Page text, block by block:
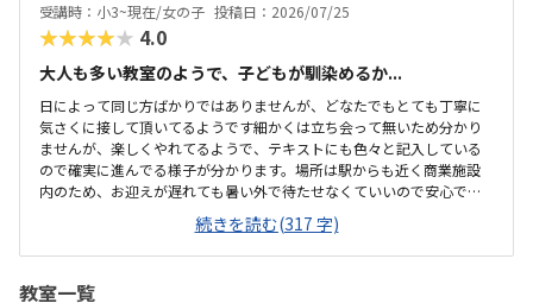
受講時：小3~現在/女の子 投稿日：2026/07/25
★★★★★ 4.0
大人も多い教室のようで、子どもが馴染めるか...
日によって同じ方ばかりではありませんが、どなたでもとても丁寧に
気さくに接して頂いてるようです細かくは立ち会って無いため分かり
ませんが、楽しくやれてるようで、テキストにも色々と記入している
ので確実に進んでる様子が分かります。場所は駅からも近く商業施設
内のため、お迎えが遅れても暑い外で待たせなくていいので安心で
す。大人の方も多く通われてる教室ですが、教室内は清潔感があり、
雰囲気もよい教室で安心して通わされます。他の教室の金額をあまり
把握してませんが、個人的には小学生の習い事として通わせるのには
れたよです。親切に接して下さっているのが伝わります特にありませ
続きを読む(317 字)
教室一覧